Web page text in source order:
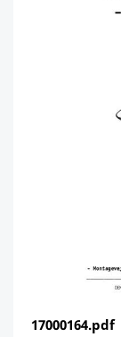
17000164.pdf